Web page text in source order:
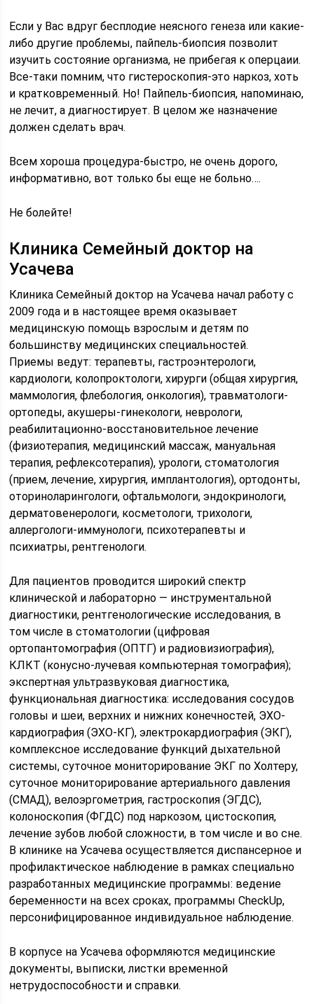
Если у Вас вдруг бесплодие неясного генеза или какие-
либо другие проблемы, пайпель-биопсия позволит
изучить состояние организма, не прибегая к оперцаии.
Все-таки помним, что гистероскопия-это наркоз, хоть
и кратковременный. Но! Пайпель-биопсия, напоминаю,
не лечит, а диагностирует. В целом же назначение
должен сделать врач.
Всем хороша процедура-быстро, не очень дорого,
информативно, вот только бы еще не больно….
Не болейте!
Клиника Семейный доктор на
Усачева
Клиника Семейный доктор на Усачева начал работу с
2009 года и в настоящее время оказывает
медицинскую помощь взрослым и детям по
большинству медицинских специальностей.
Приемы ведут: терапевты, гастроэнтерологи,
кардиологи, колопроктологи, хирурги (общая хирургия,
маммология, флебология, онкология), травматологи-
ортопеды, акушеры-гинекологи, неврологи,
реабилитационно-восстановительное лечение
(физиотерапия, медицинский массаж, мануальная
терапия, рефлексотерапия), урологи, стоматология
(прием, лечение, хирургия, имплантология), ортодонты,
оториноларингологи, офтальмологи, эндокринологи,
дерматовенерологи, косметологи, трихологи,
аллергологи-иммунологи, психотерапевты и
психиатры, рентгенологи.
Для пациентов проводится широкий спектр
клинической и лабораторно — инструментальной
диагностики, рентгенологические исследования, в
том числе в стоматологии (цифровая
ортопантомография (ОПТГ) и радиовизиография),
КЛКТ (конусно-лучевая компьютерная томография);
экспертная ультразвуковая диагностика,
функциональная диагностика: исследования сосудов
головы и шеи, верхних и нижних конечностей, ЭХО-
кардиография (ЭХО-КГ), электрокардиография (ЭКГ),
комплексное исследование функций дыхательной
системы, суточное мониторирование ЭКГ по Холтеру,
суточное мониторирование артериального давления
(СМАД), велоэргометрия, гастроскопия (ЭГДС),
колоноскопия (ФГДС) под наркозом, цистоскопия,
лечение зубов любой сложности, в том числе и во сне.
В клинике на Усачева осуществляется диспансерное и
профилактическое наблюдение в рамках специально
разработанных медицинские программы: ведение
беременности на всех сроках, программы CheckUp,
персонифицированное индивидуальное наблюдение.
В корпусе на Усачева оформляются медицинские
документы, выписки, листки временной
нетрудоспособности и справки.